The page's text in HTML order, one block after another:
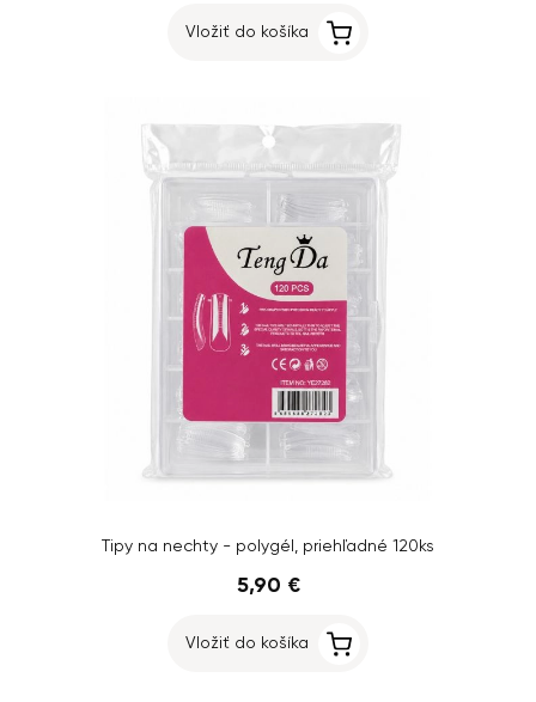
Vložiť do košíka
Tipy na nechty - polygél, priehľadné 120ks
5,90 €
Vložiť do košíka